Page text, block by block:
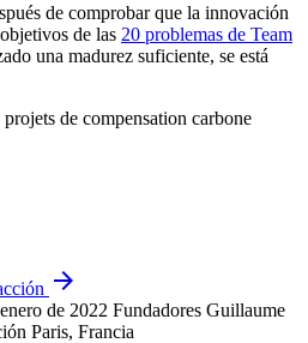
de comprobar que la innovación
de las 20 problemas de Team
una madurez suficiente, se está
de compensation carbone
arrow_forward
de 2022 Fundadores Guillaume
Paris, Francia